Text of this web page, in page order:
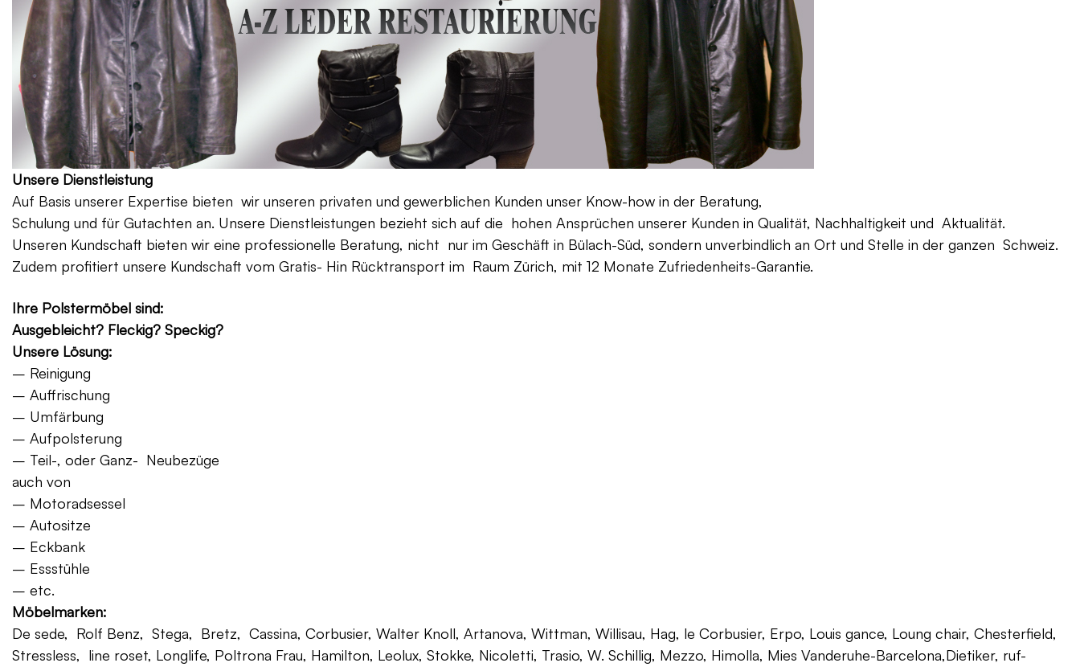
Unsere Dienstleistung
Auf Basis unserer Expertise bieten wir unseren privaten und gewerblichen Kunden unser Know-how in der Beratung,
Schulung und für Gutachten an. Unsere Dienstleistungen bezieht sich auf die hohen Ansprüchen unserer Kunden in Qualität, Nachhaltigkeit und Aktualität.
Unseren Kundschaft bieten wir eine professionelle Beratung, nicht nur im Geschäft in Bülach-Süd, sondern unverbindlich an Ort und Stelle in der ganzen Schweiz.
Zudem profitiert unsere Kundschaft vom Gratis- Hin Rücktransport im Raum Zürich, mit 12 Monate Zufriedenheits-Garantie.
Ihre Polstermöbel sind:
Ausgebleicht? Fleckig? Speckig?
Unsere Lösung:
– Reinigung
– Auffrischung
– Umfärbung
– Aufpolsterung
– Teil-, oder Ganz- Neubezüge
auch von
– Motoradsessel
– Autositze
– Eckbank
– Essstühle
– etc.
Möbelmarken:
De sede, Rolf Benz, Stega, Bretz, Cassina, Corbusier, Walter Knoll, Artanova, Wittman, Willisau, Hag, le Corbusier, Erpo, Louis gance, Loung chair, Chesterfield,
Stressless, line roset, Longlife, Poltrona Frau, Hamilton, Leolux, Stokke, Nicoletti, Trasio, W. Schillig, Mezzo, Himolla, Mies Vanderuhe-Barcelona,Dietiker, ruf-